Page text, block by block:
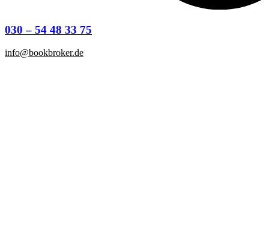
030 – 54 48 33 75
info@bookbroker.de